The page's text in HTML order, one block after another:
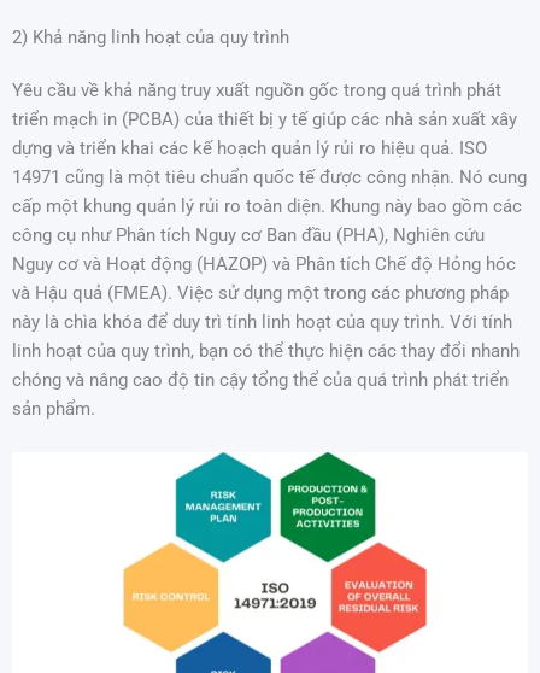
2) Khả năng linh hoạt của quy trình
Yêu cầu về khả năng truy xuất nguồn gốc trong quá trình phát
triển mạch in (PCBA) của thiết bị y tế giúp các nhà sản xuất xây
dựng và triển khai các kế hoạch quản lý rủi ro hiệu quả. ISO
14971 cũng là một tiêu chuẩn quốc tế được công nhận. Nó cung
cấp một khung quản lý rủi ro toàn diện. Khung này bao gồm các
công cụ như Phân tích Nguy cơ Ban đầu (PHA), Nghiên cứu
Nguy cơ và Hoạt động (HAZOP) và Phân tích Chế độ Hỏng hóc
và Hậu quả (FMEA). Việc sử dụng một trong các phương pháp
này là chìa khóa để duy trì tính linh hoạt của quy trình. Với tính
linh hoạt của quy trình, bạn có thể thực hiện các thay đổi nhanh
chóng và nâng cao độ tin cậy tổng thể của quá trình phát triển
sản phẩm.